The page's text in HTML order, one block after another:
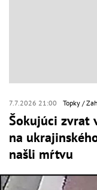
7.7.2026 21:00 Topky
Šokujúci zvrat
na
našli mŕtvu